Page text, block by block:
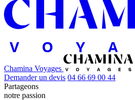
Chamina Voyages
Demander un devis 04 66 69 00 44
Partageons
notre passion